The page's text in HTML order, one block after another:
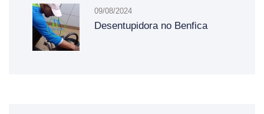
09/08/2024
Desentupidora no Benfica